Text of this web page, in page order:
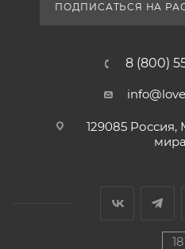
ПОДПИСАТЬСЯ НА
8 (800)
129085 Россия,
мира